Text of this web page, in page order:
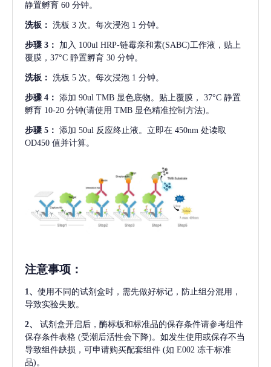
静置孵育 60 分钟。
洗板： 洗板 3 次。每次浸泡 1 分钟。
步骤 3： 加入 100ul HRP-链霉亲和素(SABC)工作液，贴上
覆膜，37°C 静置孵育 30 分钟。
洗板： 洗板 5 次。每次浸泡 1 分钟。
步骤 4： 添加 90ul TMB 显色底物。贴上覆膜， 37°C 静置
孵育 10-20 分钟(请使用 TMB 显色精准控制方法)。
步骤 5： 添加 50ul 反应终止液。立即在 450nm 处读取
OD450 值并计算。
注意事项 ：
1、 使用不同的试剂盒时，需先做好标记，防止组分混用，
导致实验失败。
2、
试剂盒开启后，酶标板和标准品的保存条件请参考组件
保存条件表格 (受潮后活性会下降)。如发生使用或保存不当
导致组件缺损，可申请购买配套组件 (如 E002 冻干标准
品)。